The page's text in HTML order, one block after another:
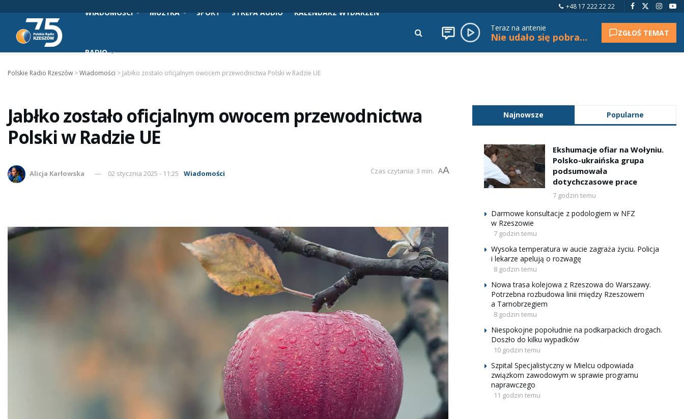
+48 17 222 22 22
WIADOMOŚCI MUZYKA SPORT STREFA AUDIO KALENDARZ WYDARZEŃ
RADIO
Teraz na antenie
Nie udało się pobrać tytułu. ZGŁOŚ TEMAT
Polskie Radio Rzeszów >Wiadomości > Jabłko zostało oficjalnym owocem przewodnictwa Polski w Radzie UE
Jabłko zostało oficjalnym owocem przewodnictwa
Polski w Radzie UE
Alicja Karłowska 02 stycznia 2025 - 11:25 Wiadomości Czas czytania: 3 min. AA
Najnowsze Popularne
Ekshumacje ofiar na Wołyniu.
Polsko-ukraińska grupa
podsumowała
dotychczasowe prace
7 godzin temu
Darmowe konsultacje z podologiem w NFZ
w Rzeszowie
7 godzin temu
Wysoka temperatura w aucie zagraża życiu. Policja
i lekarze apelują o rozwagę
8 godzin temu
Nowa trasa kolejowa z Rzeszowa do Warszawy.
Potrzebna rozbudowa linii między Rzeszowem
a Tarnobrzegiem
8 godzin temu
Niespokojne popołudnie na podkarpackich drogach.
Doszło do kilku wypadków
10 godzin temu
Szpital Specjalistyczny w Mielcu odpowiada
związkom zawodowym w sprawie programu
naprawczego
11 godzin temu